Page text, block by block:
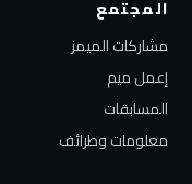
المجتمع
مشاركات الميمز
إعمل ميم
المسابقات
معلومات وطرائف